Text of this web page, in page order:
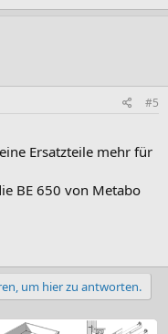
#5
Ersatzteile mehr für
BE 650 von Metabo
um hier zu antworten.